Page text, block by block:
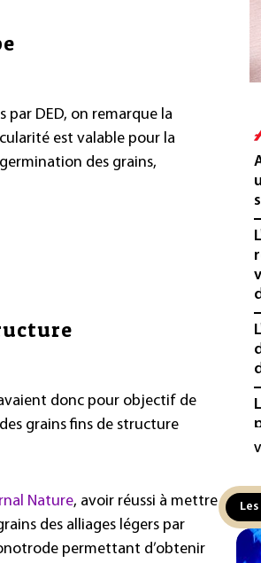
par DED, on remarque la
est valable pour la
des grains,
donc pour objectif de
grains fins de structure
Nature, avoir réussi à mettre
des alliages légers par
permettant d’obtenir